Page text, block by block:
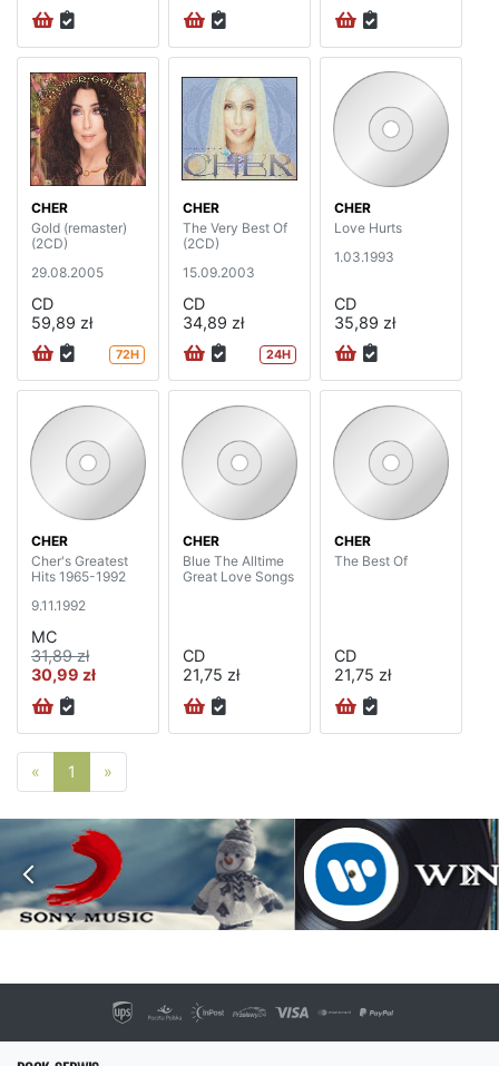
CHER
Gold (remaster)
(2CD)
29.08.2005
CD
59,89 zł
72H
CHER
The Very Best Of
(2CD)
15.09.2003
CD
34,89 zł
24H
CHER
Love Hurts
1.03.1993
CD
35,89 zł
CHER
Cher's Greatest
Hits 1965-1992
9.11.1992
MC
31,89 zł
30,99 zł
CHER
Blue The Alltime
Great Love Songs
CD
21,75 zł
CHER
The Best Of
CD
21,75 zł
« Poprzednia strona
1 »